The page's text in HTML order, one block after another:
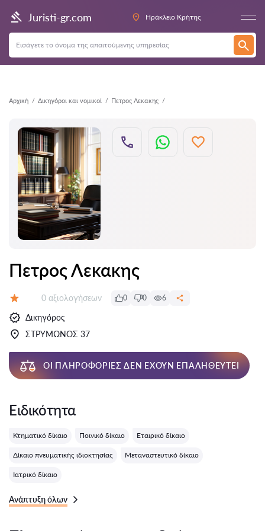
Juristi-gr.com Ηράκλειο Κρήτης
Αρχική Δικηγόροι και νομικοί Πετρος Λεκακης
Πίσω
Πετρος Λεκακης
Αξιολογήσεις:
0 αξιολογήσεων 0 0 6
Δικηγόρος
ΣΤΡΥΜΩΝΟΣ 37
ΟΙ ΠΛΗΡΟΦΟΡΊΕΣ ΔΕΝ ΈΧΟΥΝ ΕΠΑΛΗΘΕΥΤΕΊ
Ειδικότητα
Κτηματικό δίκαιο Ποινικό δίκαιο Εταιρικό δίκαιο
Δίκαιο πνευματικής ιδιοκτησίας Μεταναστευτικό δίκαιο
Ιατρικό δίκαιο
Ανάπτυξη όλων